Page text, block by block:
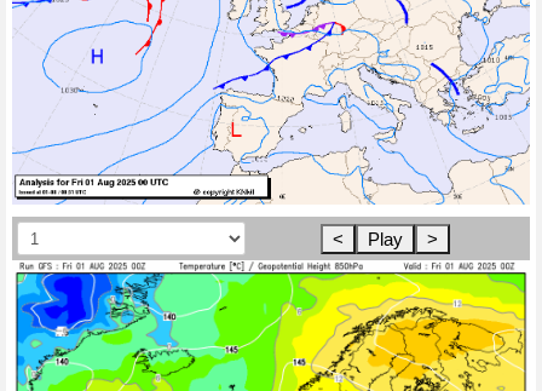
< Play >